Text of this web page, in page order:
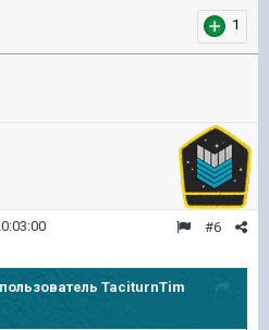
1
#6
TaciturnTim